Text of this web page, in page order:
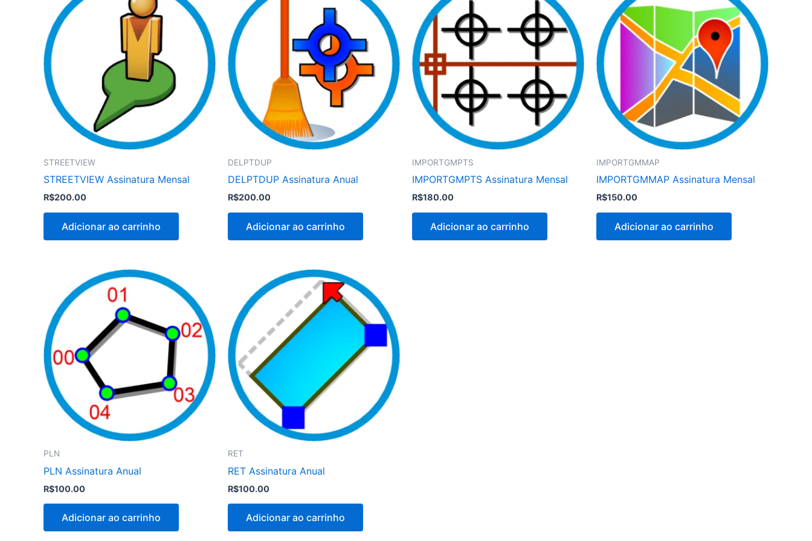
STREETVIEW
STREETVIEW Assinatura Mensal
R$200.00
Adicionar ao carrinho
DELPTDUP
DELPTDUP Assinatura Anual
R$200.00
Adicionar ao carrinho
IMPORTGMPTS
IMPORTGMPTS Assinatura Mensal
R$180.00
Adicionar ao carrinho
IMPORTGMMAP
IMPORTGMMAP Assinatura Mensal
R$150.00
Adicionar ao carrinho
PLN
PLN Assinatura Anual
R$100.00
Adicionar ao carrinho
RET
RET Assinatura Anual
R$100.00
Adicionar ao carrinho